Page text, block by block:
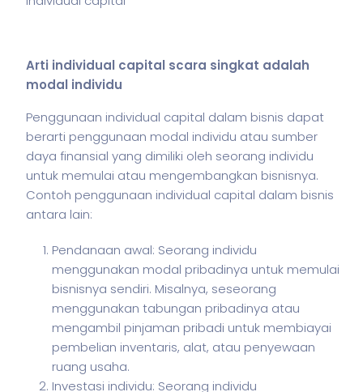
Arti individual capital scara singkat adalah
modal individu
Penggunaan individual capital dalam bisnis dapat
berarti penggunaan modal individu atau sumber
daya finansial yang dimiliki oleh seorang individu
untuk memulai atau mengembangkan bisnisnya.
Contoh penggunaan individual capital dalam bisnis
antara lain:
Pendanaan awal: Seorang individu
menggunakan modal pribadinya untuk memulai
bisnisnya sendiri. Misalnya, seseorang
menggunakan tabungan pribadinya atau
mengambil pinjaman pribadi untuk membiayai
pembelian inventaris, alat, atau penyewaan
ruang usaha.
Investasi individu: Seorang individu